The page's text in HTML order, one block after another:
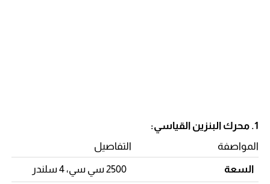
1. محرك البنزين القياسي:
المواصفة
التفاصيل
السعة
2500 سي سي، 4 سلندر